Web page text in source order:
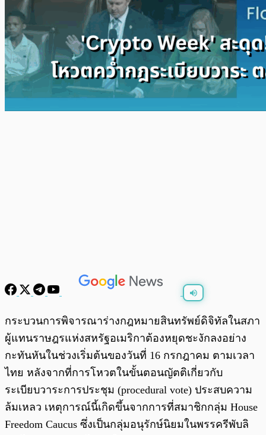
0:00 / 0:00
กระบวนการพิจารณาร่างกฎหมายสินทรัพย์ดิจิทัลในสภา
ผู้แทนราษฎรแห่งสหรัฐอเมริกาต้องหยุดชะงักลงอย่าง
กะทันหันในช่วงเริ่มต้นของวันที่ 16 กรกฎาคม ตามเวลา
ไทย หลังจากที่การโหวตในขั้นตอนญัตติเกี่ยวกับ
ระเบียบวาระการประชุม (procedural vote) ประสบความ
ล้มเหลว เหตุการณ์นี้เกิดขึ้นจากการที่สมาชิกกลุ่ม House
Freedom Caucus ซึ่งเป็นกลุ่มอนุรักษ์นิยมในพรรครีพับลิ